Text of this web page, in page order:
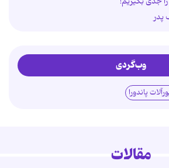
پدر
وب‌گردی
پاندورا
مقالات